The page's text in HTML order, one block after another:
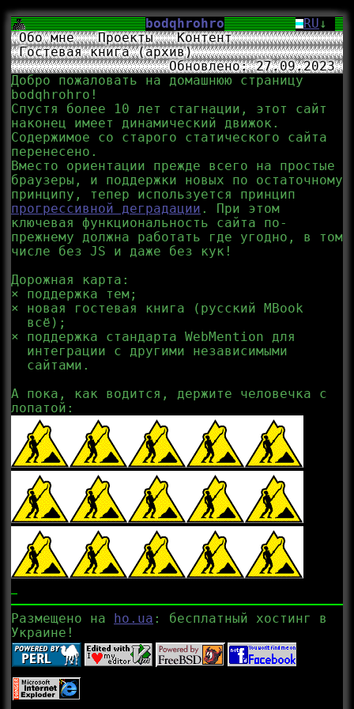
bodqhrohro RU↓
Обо мне
Проекты
Контент
Гостевая книга (архив)
Обновлено: 27.09.2023
Добро пожаловать на домашнюю страницу
bodqhrohro!
Спустя более 10 лет стагнации, этот сайт
наконец имеет динамический движок.
Содержимое со старого статического сайта
перенесено.
Вместо ориентации прежде всего на простые
браузеры, и поддержки новых по остаточному
принципу, тепер используется принцип
прогрессивной деградации . При этом
ключевая функциональность сайта по-
прежнему должна работать где угодно, в том
числе без JS и даже без кук!
Дорожная карта:
поддержка тем;
новая гостевая книга (русский MBook
всё);
поддержка стандарта WebMention для
интеграции с другими независимыми
сайтами.
А пока, как водится, держите человечка с
лопатой:
Размещено на ho.ua : бесплатный хостинг в
Украине!